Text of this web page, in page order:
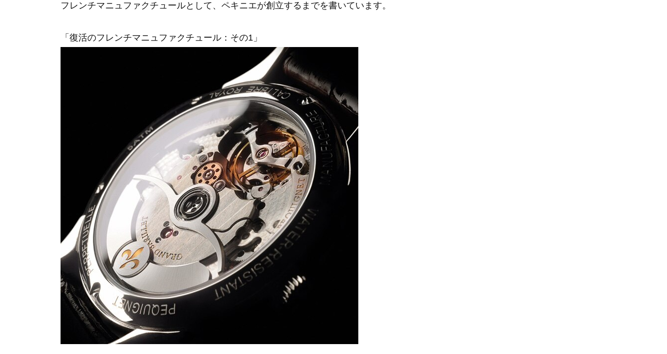
フレンチマニュファクチュールとして、ペキニエが創立するまでを書いています。
「復活のフレンチマニュファクチュール：その1」